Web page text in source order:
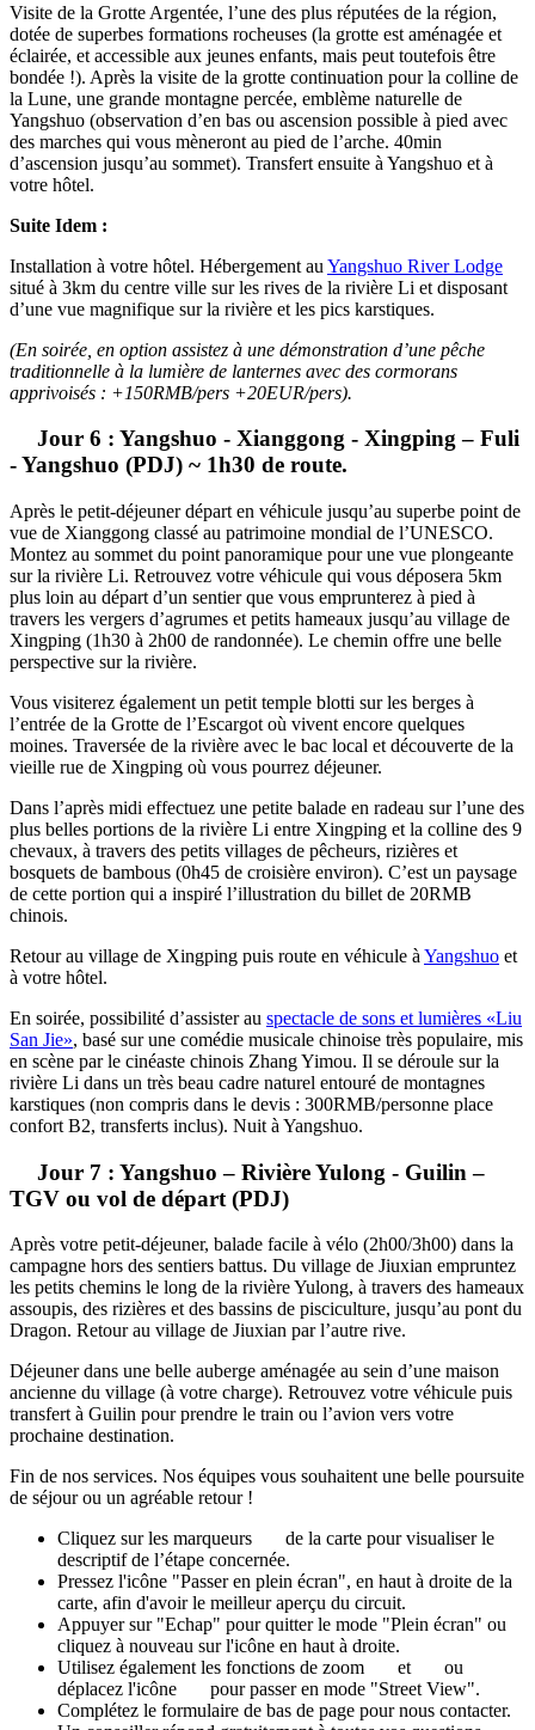
Visite de la Grotte Argentée, l’une des plus réputées de la région,
dotée de superbes formations rocheuses (la grotte est aménagée et
éclairée, et accessible aux jeunes enfants, mais peut toutefois être
bondée !). Après la visite de la grotte continuation pour la colline de
la Lune, une grande montagne percée, emblème naturelle de
Yangshuo (observation d’en bas ou ascension possible à pied avec
des marches qui vous mèneront au pied de l’arche. 40min
d’ascension jusqu’au sommet). Transfert ensuite à Yangshuo et à
votre hôtel.
Suite Idem :
Installation à votre hôtel. Hébergement au Yangshuo River Lodge
situé à 3km du centre ville sur les rives de la rivière Li et disposant
d’une vue magnifique sur la rivière et les pics karstiques.
(En soirée, en option assistez à une démonstration d’une pêche
traditionnelle à la lumière de lanternes avec des cormorans
apprivoisés : +150RMB/pers +20EUR/pers).
Jour 6 : Yangshuo - Xianggong - Xingping – Fuli
- Yangshuo (PDJ) ~ 1h30 de route.
Après le petit-déjeuner départ en véhicule jusqu’au superbe point de
vue de Xianggong classé au patrimoine mondial de l’UNESCO.
Montez au sommet du point panoramique pour une vue plongeante
sur la rivière Li. Retrouvez votre véhicule qui vous déposera 5km
plus loin au départ d’un sentier que vous emprunterez à pied à
travers les vergers d’agrumes et petits hameaux jusqu’au village de
Xingping (1h30 à 2h00 de randonnée). Le chemin offre une belle
perspective sur la rivière.
Vous visiterez également un petit temple blotti sur les berges à
l’entrée de la Grotte de l’Escargot où vivent encore quelques
moines. Traversée de la rivière avec le bac local et découverte de la
vieille rue de Xingping où vous pourrez déjeuner.
Dans l’après midi effectuez une petite balade en radeau sur l’une des
plus belles portions de la rivière Li entre Xingping et la colline des 9
chevaux, à travers des petits villages de pêcheurs, rizières et
bosquets de bambous (0h45 de croisière environ). C’est un paysage
de cette portion qui a inspiré l’illustration du billet de 20RMB
chinois.
Retour au village de Xingping puis route en véhicule à Yangshuo et
à votre hôtel.
En soirée, possibilité d’assister au spectacle de sons et lumières «Liu
San Jie», basé sur une comédie musicale chinoise très populaire, mis
en scène par le cinéaste chinois Zhang Yimou. Il se déroule sur la
rivière Li dans un très beau cadre naturel entouré de montagnes
karstiques (non compris dans le devis : 300RMB/personne place
confort B2, transferts inclus). Nuit à Yangshuo.
Jour 7 : Yangshuo – Rivière Yulong - Guilin –
TGV ou vol de départ (PDJ)
Après votre petit-déjeuner, balade facile à vélo (2h00/3h00) dans la
campagne hors des sentiers battus. Du village de Jiuxian empruntez
les petits chemins le long de la rivière Yulong, à travers des hameaux
assoupis, des rizières et des bassins de pisciculture, jusqu’au pont du
Dragon. Retour au village de Jiuxian par l’autre rive.
Déjeuner dans une belle auberge aménagée au sein d’une maison
ancienne du village (à votre charge). Retrouvez votre véhicule puis
transfert à Guilin pour prendre le train ou l’avion vers votre
prochaine destination.
Fin de nos services. Nos équipes vous souhaitent une belle poursuite
de séjour ou un agréable retour !
Cliquez sur les marqueurs
de la carte pour visualiser le
descriptif de l’étape concernée.
Pressez l'icône "Passer en plein écran", en haut à droite de la
carte, afin d'avoir le meilleur aperçu du circuit.
Appuyer sur "Echap" pour quitter le mode "Plein écran" ou
cliquez à nouveau sur l'icône en haut à droite.
Utilisez également les fonctions de zoom
et
ou
déplacez l'icône
pour passer en mode "Street View".
Complétez le formulaire de bas de page pour nous contacter.